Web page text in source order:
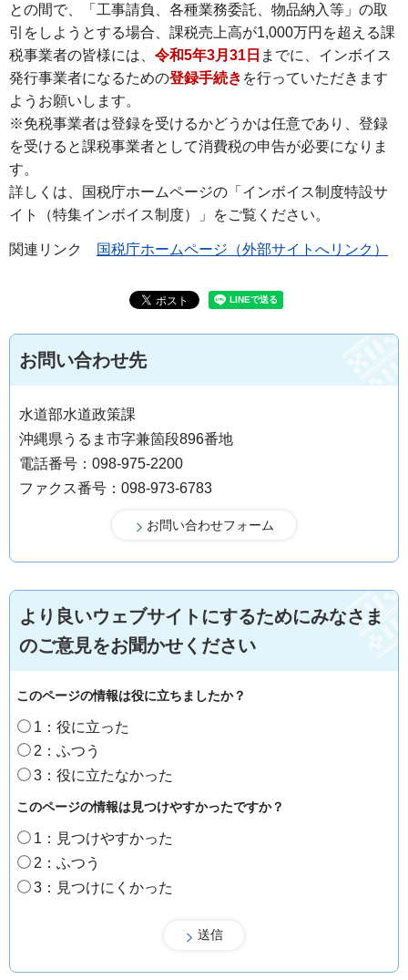
との間で、「工事請負、各種業務委託、物品納入等」の取
引をしようとする場合、課税売上高が1,000万円を超える課
税事業者の皆様には、 令和5年3月31日 までに、インボイス
発行事業者になるための登録手続き を行っていただきます
ようお願いします。
※免税事業者は登録を受けるかどうかは任意であり、登録
を受けると課税事業者として消費税の申告が必要になりま
す。
詳しくは、国税庁ホームページの「インボイス制度特設サ
イト（特集インボイス制度）」をご覧ください。
関連リンク 国税庁ホームページ（外部サイトへリンク）
お問い合わせ先
水道部水道政策課
沖縄県うるま市字兼箇段896番地
電話番号：098-975-2200
ファクス番号：098-973-6783
より良いウェブサイトにするためにみなさま
のご意見をお聞かせください
このページの情報は役に立ちましたか？
1：役に立った
2：ふつう
3：役に立たなかった
このページの情報は見つけやすかったですか？
1：見つけやすかった
2：ふつう
3：見つけにくかった